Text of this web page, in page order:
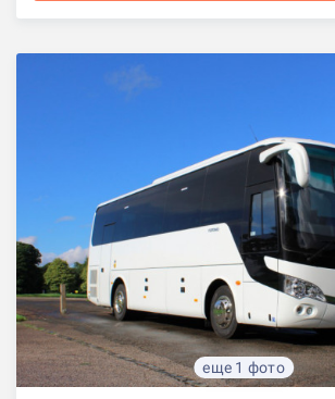
еще 1 фото